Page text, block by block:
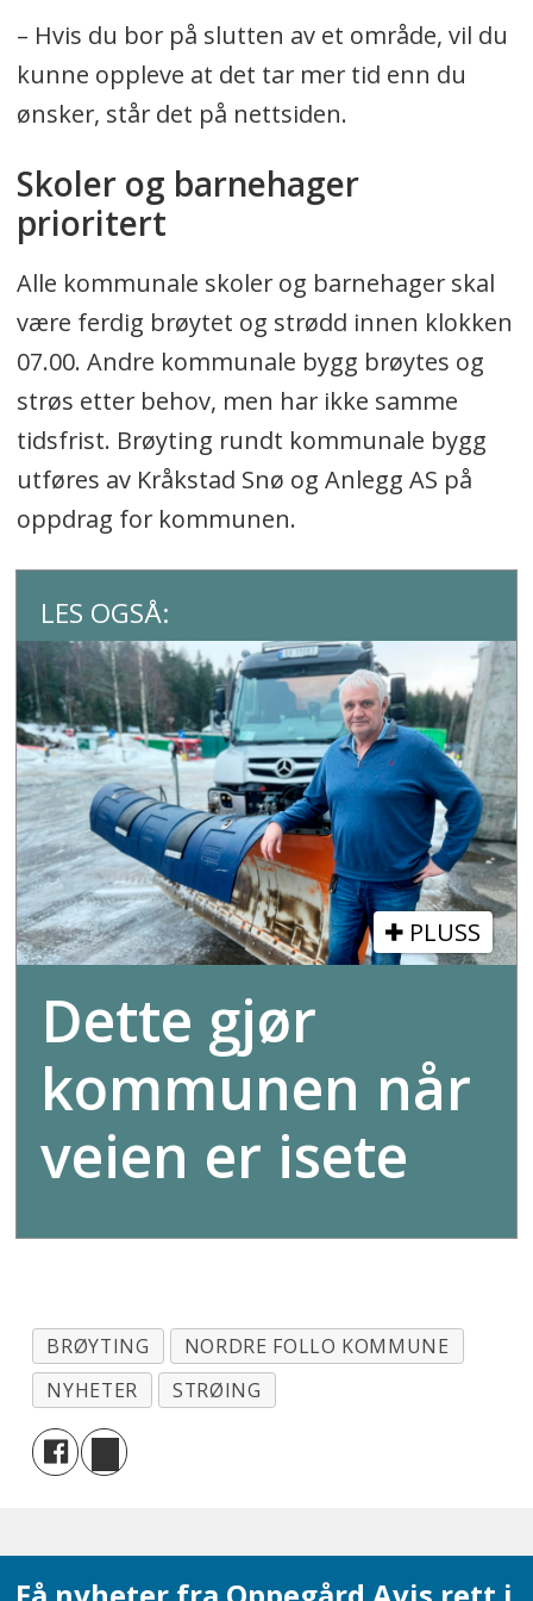
– Hvis du bor på slutten av et område, vil du
kunne oppleve at det tar mer tid enn du
ønsker, står det på nettsiden.
Skoler og barnehager
prioritert
Alle kommunale skoler og barnehager skal
være ferdig brøytet og strødd innen klokken
07.00. Andre kommunale bygg brøytes og
strøs etter behov, men har ikke samme
tidsfrist. Brøyting rundt kommunale bygg
utføres av Kråkstad Snø og Anlegg AS på
oppdrag for kommunen.
LES OGSÅ:
PLUSS
Dette gjør
kommunen når
veien er isete
BRØYTING
NORDRE FOLLO KOMMUNE
NYHETER
STRØING